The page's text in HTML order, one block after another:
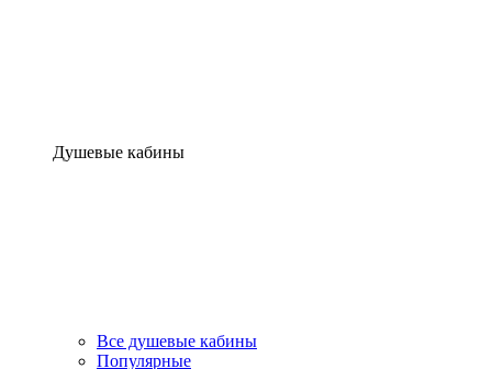
Душевые кабины
Все душевые кабины
Популярные